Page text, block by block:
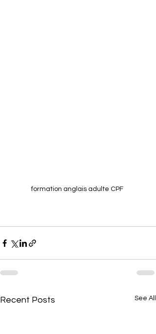
formation anglais adulte CPF
Recent Posts See All